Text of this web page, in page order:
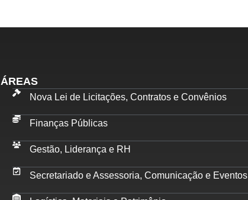
ÁREAS
Nova Lei de Licitações, Contratos e Convênios
Finanças Públicas
Gestão, Liderança e RH
Secretariado e Assessoria, Comunicação e Eventos